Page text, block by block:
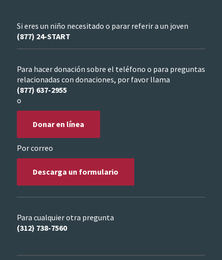
Si eres un niño necesitado o parar referir a un joven
(877) 24-START
Para hacer donación sobre el teléfono o para preguntas
relacionadas con donaciones, por favor llama
(877) 637-2955
o
Donar en línea
Por correo
Descarga un formulario
Para cualquier otra pregunta
(312) 738-7560